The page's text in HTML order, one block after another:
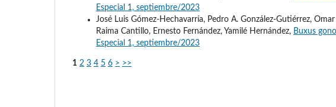
Especial 1, septiembre/2023
José Luis Gómez-Hechavarría, Pedro A. González-Gutiérrez,
Raima Cantillo, Ernesto Fernández, Yamilé Hernández, Buxus
Especial 1, septiembre/2023
1 2 3 4 5 6 > >>